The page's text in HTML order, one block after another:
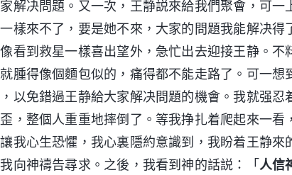
解决問題。又一次，王静説來給我們聚會，可一
樣來不了，要是她不來，大家的問題我能解决得
看到救星一樣喜出望外，急忙出去迎接王静。不
腫得像個麵包似的，痛得都不能走路了。可一想
以免錯過王静給大家解决問題的機會。我就强忍
，整個人重重地摔倒了。等我挣扎着爬起來一看，
我心生恐懼，我心裏隱約意識到，我盼着王静來
向神禱告尋求。之後，我看到神的話説：「 人信